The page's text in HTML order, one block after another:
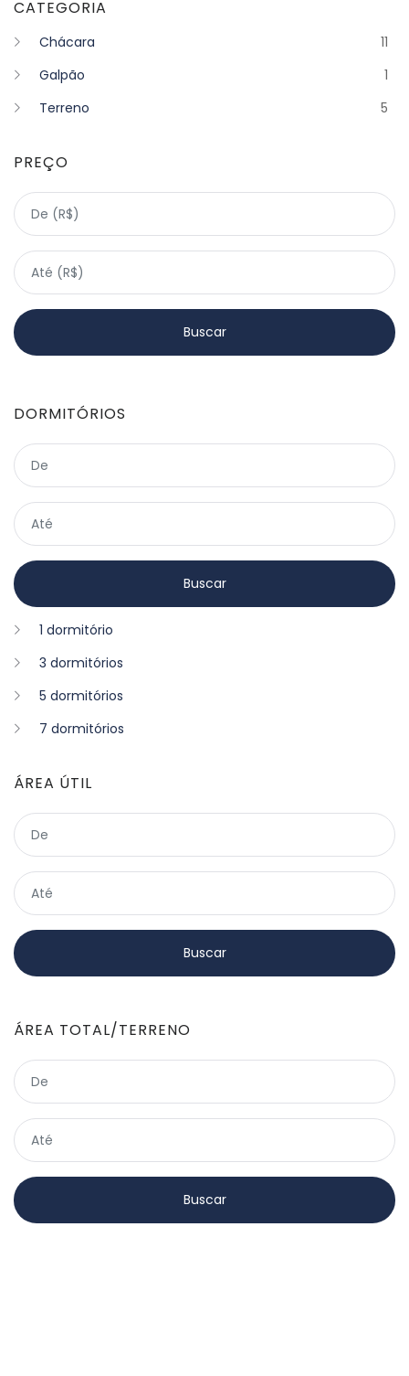
CATEGORIA
Chácara
11
Galpão
1
Terreno
5
PREÇO
DORMITÓRIOS
1 dormitório
3 dormitórios
5 dormitórios
7 dormitórios
ÁREA ÚTIL
ÁREA TOTAL/TERRENO